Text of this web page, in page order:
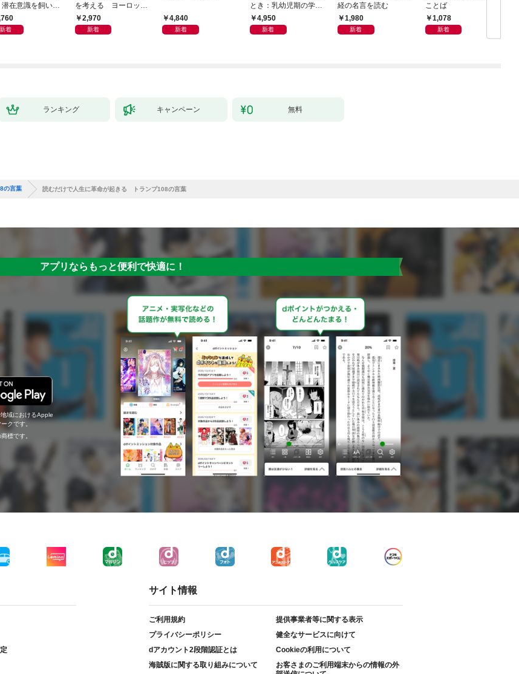
在意識を飼い馴
法
新着
を考える ヨーロッパ
9か国の事例から
2,970
新着
4,840
新着
とき：乳幼児期の学び
におけるドゥルーズ／
ガタリ論
4,950
新着
経の名言を読む
1,980
新着
ことば
1,078
新着
ランキング キャンペーン 無料
の言葉 読むだけで人生に革命が起きる トランプ108の言葉
アプリならもっと便利で快適に！
域におけるApple
クです。
標です。
サイト情報
ご利用規約
提供事業者等に関する表示
プライバシーポリシー
健全なサービスに向けて
dアカウント2段階認証とは
Cookieの利用について
海賊版に関する取り組みについて
お客さまのご利用端末からの情報の外